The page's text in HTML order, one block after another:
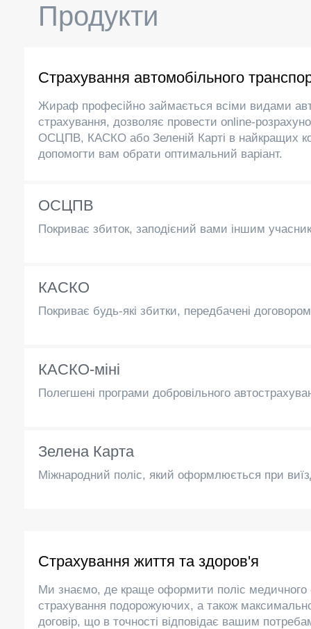
Продукти
Страхування автомобільного
Жираф професійно займається всіми видами
страхування, дозволяє провести online-
ОСЦПВ, КАСКО або Зеленій Карті в найкращих
допомогти вам обрати оптимальний варіант.
ОСЦПВ
Покриває збиток, заподієний вами іншим
КАСКО
Покриває будь-які збитки, передбачені
КАСКО-міні
Полегшені програми добровільного
Зелена Карта
Міжнародний поліс, який оформлюється при
Страхування життя та здоров'я
Ми знаємо, де краще оформити поліс медичного
страхування подорожуючих, а також
договір, що в точності відповідає вашим